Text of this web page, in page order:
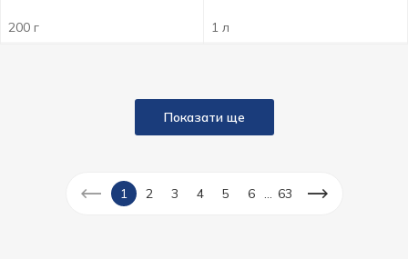
200 г 1 л
Показати ще
1 2 3 4 5 6 63